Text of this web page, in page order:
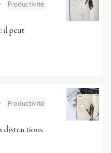
Productivité
il peut
Productivité
distractions